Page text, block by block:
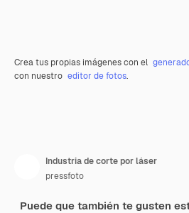
Crea tus propias imágenes con el
con nuestro editor de fotos.
Industria de corte por láser
pressfoto
Puede que también te gusten